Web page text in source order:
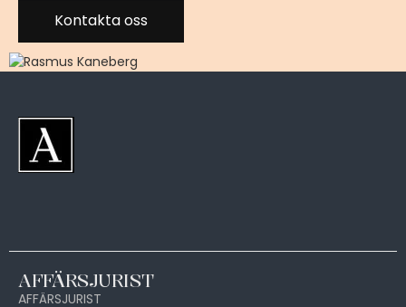
Kontakta oss
AFFÄRSJURIST
AFFÄRSJURIST